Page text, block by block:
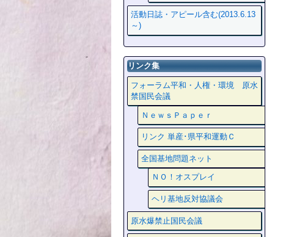
活動日誌・アピール含む(2013.6.13
～)
リンク集
フォーラム平和・人権・環境 原水
禁国民会議
ＮｅｗｓＰａｐｅｒ
リンク 単産･県平和運動Ｃ
全国基地問題ネット
ＮＯ！オスプレイ
ヘリ基地反対協議会
原水爆禁止国民会議